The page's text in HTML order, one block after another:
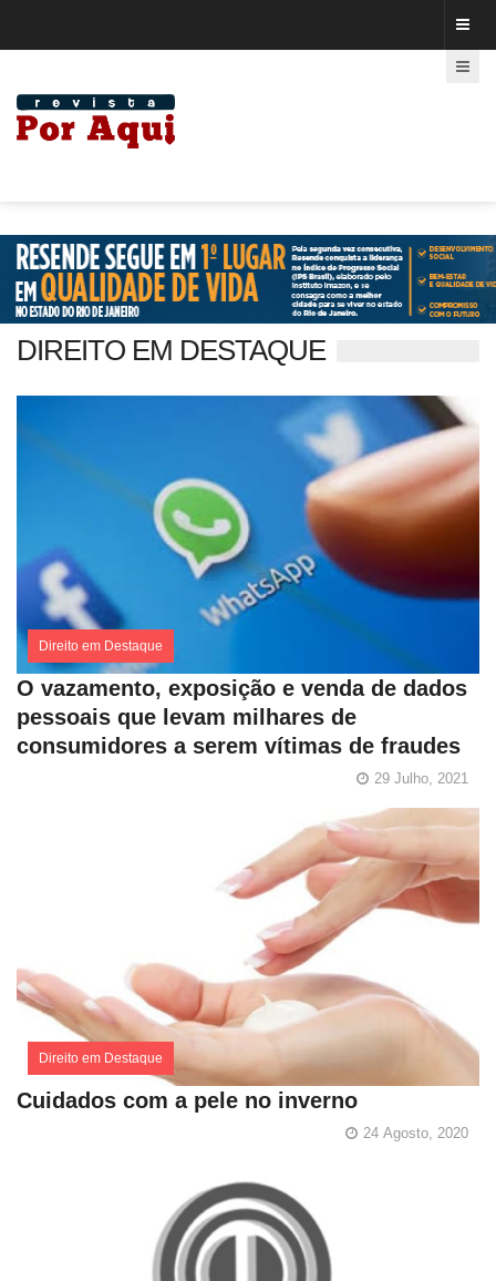
DIREITO EM DESTAQUE
Direito em Destaque
O vazamento, exposição e venda de dados
pessoais que levam milhares de
consumidores a serem vítimas de fraudes
29 Julho, 2021
Direito em Destaque
Cuidados com a pele no inverno
24 Agosto, 2020